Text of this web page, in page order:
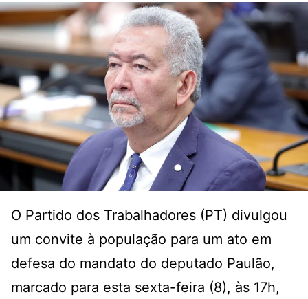
O Partido dos Trabalhadores (PT) divulgou
um convite à população para um ato em
defesa do mandato do deputado Paulão,
marcado para esta sexta-feira (8), às 17h,